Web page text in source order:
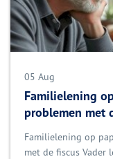
05 Aug
Familielening
problemen met
Familielening op
met de fiscus